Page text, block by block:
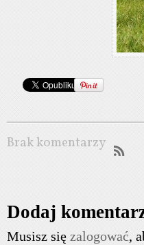
Brak komentarzy
Dodaj
Musisz się zalogować,